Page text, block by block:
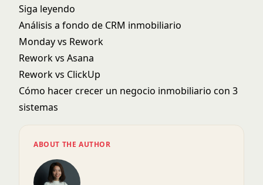
Siga leyendo
Análisis a fondo de CRM inmobiliario
Monday vs Rework
Rework vs Asana
Rework vs ClickUp
Cómo hacer crecer un negocio inmobiliario con 3
sistemas
ABOUT THE AUTHOR